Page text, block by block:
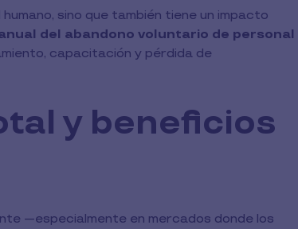
sino que también tiene un impacto
del abandono voluntario de personal
capacitación y pérdida de
y beneficios
—especialmente en mercados donde los